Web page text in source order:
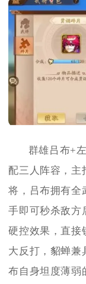
群雄吕布+
配三人阵容，主
将，吕布拥有全
手即可秒杀敌方
硬控效果，直接
大反打，貂蝉兼
布自身坦度薄弱